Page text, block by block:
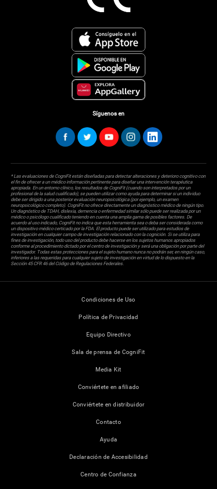
Síguenos en
* Las evaluaciones de CogniFit están diseñadas para detectar alteraciones y deterioro cognitivo con
el fin de ofrecer a un médico información pertinente para diseñar una intervención terapéutica
apropiada. En un entorno clínico, los resultados de CogniFit (cuando son interpretados por un
profesional de la salud cualificado), se pueden utilizar como ayuda para determinar si un individuo
debe ser dirigido a una posterior evaluación neuropsicológica (por ejemplo, un examen
neuropsicológico completo). CogniFit no ofrece directamente un diagnóstico médico de ningún tipo.
Un diagnóstico de TDAH, dislexia, demencia o enfermedad similar sólo puede ser realizada por un
médico o psicólogo cualificado teniendo en cuenta una amplia gama de posibles factores. De
acuerdo al uso indicado, CogniFit no indica que esta herramienta sea o deba ser considerada como
un dispositivo médico certicado por la FDA. El producto puede ser utilizado para estudios de
investigación en cualquier campo de investigación relacionado con la cognición. Si se utiliza para
fines de investigación, todo uso del producto debe hacerse en los sujetos humanos apropiados
conforme al procedimiento dictado por el centro de investigación y será una obligación por parte del
investigador. Todas estas protecciones para el sujeto humano nunca no podrán ser, en ningún caso,
inferiores a las requeridas para cualquier sujeto de investigación en virtud de lo dispuesto en la
Sección 45 CFR 46 del Código de Regulaciones Federales.
Condiciones de Uso
Política de Privacidad
Equipo Directivo
Sala de prensa de CogniFit
Media Kit
Conviértete en afiliado
Conviértete en distribuidor
Contacto
Ayuda
Declaración de Accesibilidad
Centro de Confianza